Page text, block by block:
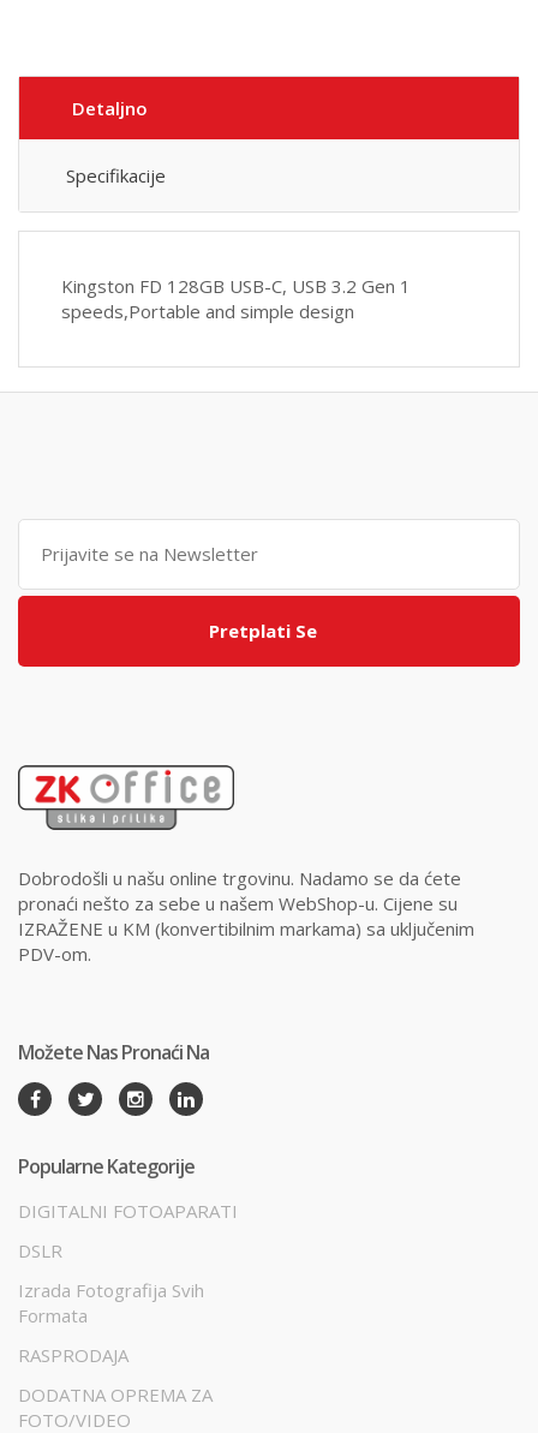
Detaljno
Specifikacije
Kingston FD 128GB USB-C, USB 3.2 Gen 1
speeds,Portable and simple design
Pretplati Se
Dobrodošli u našu online trgovinu. Nadamo se da ćete
pronaći nešto za sebe u našem WebShop-u. Cijene su
IZRAŽENE u KM (konvertibilnim markama) sa uključenim
PDV-om.
Možete Nas Pronaći Na
Popularne Kategorije
DIGITALNI FOTOAPARATI
DSLR
Izrada Fotografija Svih
Formata
RASPRODAJA
DODATNA OPREMA ZA
FOTO/VIDEO